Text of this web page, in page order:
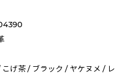
こげ茶 / ブラック / ヤケヌメ / レ